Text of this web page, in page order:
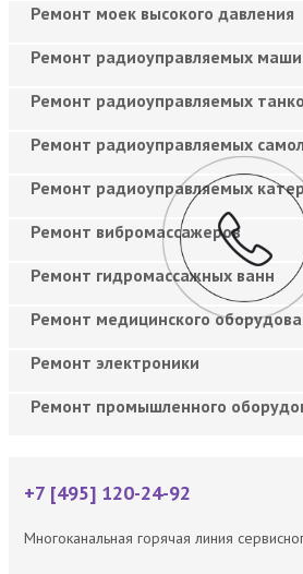
Ремонт моек высокого давления
Ремонт радиоуправляемых
Ремонт радиоуправляемых
Ремонт радиоуправляемых
Ремонт радиоуправляемых
Ремонт вибромассажеров
Ремонт гидромассажных ванн
Ремонт медицинского
Ремонт электроники
Ремонт промышленного
+7 [495] 120-24-92
Многоканальная горячая линия